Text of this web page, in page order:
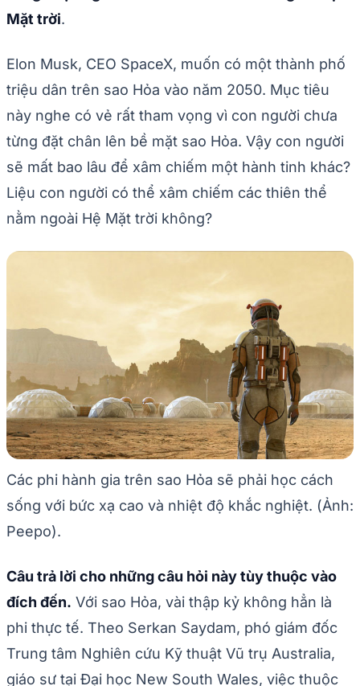
Mặt trời.
Elon Musk, CEO SpaceX, muốn có một thành phố
triệu dân trên sao Hỏa vào năm 2050. Mục tiêu
này nghe có vẻ rất tham vọng vì con người chưa
từng đặt chân lên bề mặt sao Hỏa. Vậy con người
sẽ mất bao lâu để xâm chiếm một hành tinh khác?
Liệu con người có thể xâm chiếm các thiên thể
nằm ngoài Hệ Mặt trời không?
Các phi hành gia trên sao Hỏa sẽ phải học cách
sống với bức xạ cao và nhiệt độ khắc nghiệt. (Ảnh:
Peepo).
Câu trả lời cho những câu hỏi này tùy thuộc vào
đích đến. Với sao Hỏa, vài thập kỷ không hẳn là
phi thực tế. Theo Serkan Saydam, phó giám đốc
Trung tâm Nghiên cứu Kỹ thuật Vũ trụ Australia,
giáo sư tại Đại học New South Wales, việc thuộc